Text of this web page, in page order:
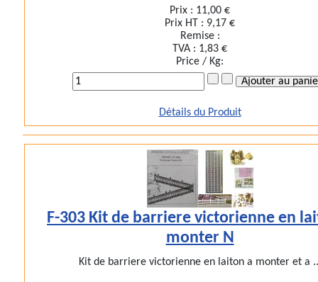
Prix : 11,00 €
Prix HT : 9,17 €
Remise :
TVA : 1,83 €
Price / Kg:
Détails du Produit
F-303 Kit de barriere victorienne en
monter N
Kit de barriere victorienne en laiton a monter et a